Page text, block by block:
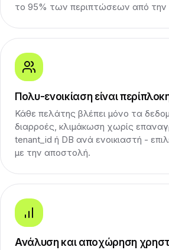
το 95% των περιπτώσεων από την
Πολυ-ενοικίαση είναι
Κάθε πελάτης βλέπει μόνο τα
διαρροές, κλιμάκωση χωρίς
tenant_id ή DB ανά ενοικιαστή -
με την αποστολή.
Ανάλυση και αποχώρηση